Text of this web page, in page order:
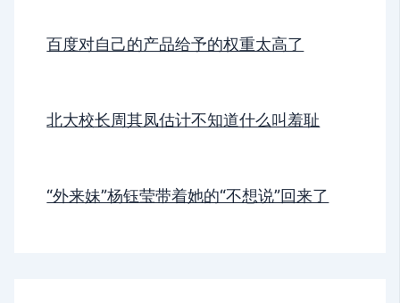
百度对自己的产品给予的权重太高了
北大校长周其凤估计不知道什么叫羞耻
“外来妹”杨钰莹带着她的“不想说”回来了